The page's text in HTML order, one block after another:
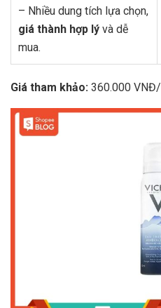
– Nhiều dung tích lựa chọn,
giá thành hợp lý và dễ
mua.
Giá tham khảo: 360.000